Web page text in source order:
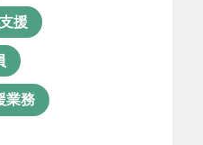
も
安定
支援制度
デイサービス
援
業務